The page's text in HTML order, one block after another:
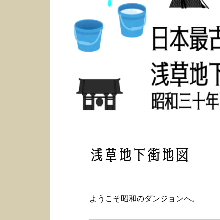
浅草地下街地図
ようこそ昭和のダンジョンへ。